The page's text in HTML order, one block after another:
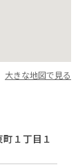
大きな地図で見る
１丁目１